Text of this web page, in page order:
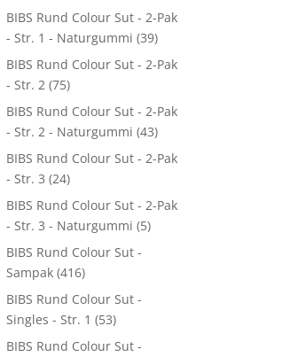
BIBS Rund Colour Sut - 2-Pak
- Str. 1 - Naturgummi (39)
BIBS Rund Colour Sut - 2-Pak
- Str. 2 (75)
BIBS Rund Colour Sut - 2-Pak
- Str. 2 - Naturgummi (43)
BIBS Rund Colour Sut - 2-Pak
- Str. 3 (24)
BIBS Rund Colour Sut - 2-Pak
- Str. 3 - Naturgummi (5)
BIBS Rund Colour Sut -
Sampak (416)
BIBS Rund Colour Sut -
Singles - Str. 1 (53)
BIBS Rund Colour Sut -